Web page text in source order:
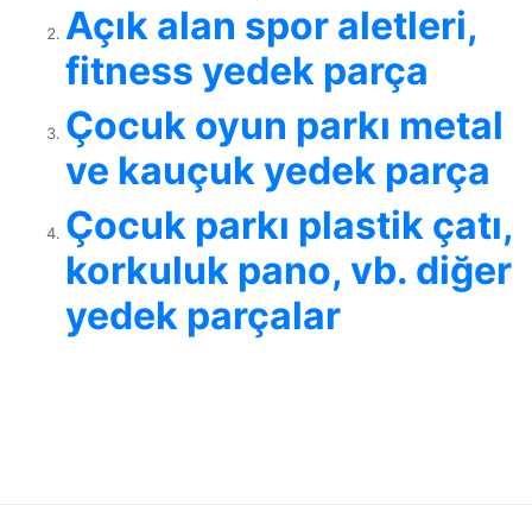
Açık alan spor aletleri,
fitness yedek parça
Çocuk oyun parkı metal
ve kauçuk yedek parça
Çocuk parkı plastik çatı,
korkuluk pano, vb. diğer
yedek parçalar